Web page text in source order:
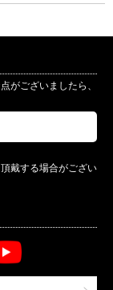
がございましたら、
戴する場合がござい